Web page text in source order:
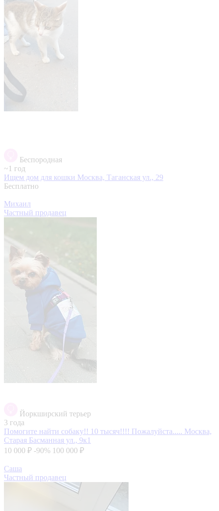
Беспородная
~1 год
Ищем дом для кошки Москва, Таганская ул., 29
Бесплатно
Михаил
Частный продавец
Йоркширский терьер
3 года
Помогите найти собаку!! 10 тысяч!!!! Пожалуйста..... Москва,
Старая Басманная ул., 9к1
10 000 ₽ -90% 100 000 ₽
Саша
Частный продавец